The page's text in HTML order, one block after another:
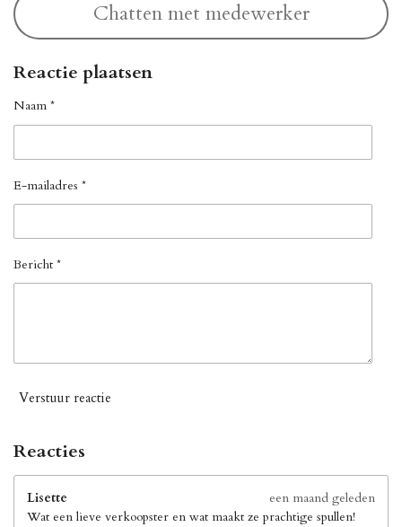
Chatten met medewerker
Reactie plaatsen
Naam *
E-mailadres *
Bericht *
Verstuur reactie
Reacties
Lisette
een maand geleden
Wat een lieve verkoopster en wat maakt ze prachtige spullen!